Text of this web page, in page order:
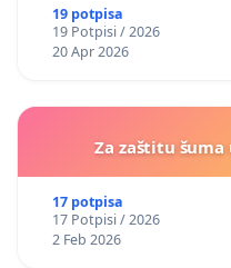
19 potpisa
19 Potpisi / 2026
20 Apr 2026
Za zaštitu šuma
17 potpisa
17 Potpisi / 2026
2 Feb 2026